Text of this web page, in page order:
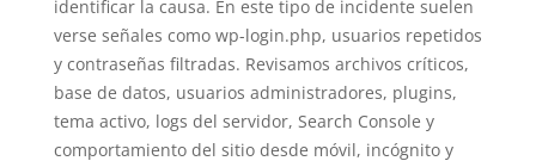
identificar la causa. En este tipo de incidente suelen
verse señales como wp-login.php, usuarios repetidos
y contraseñas filtradas. Revisamos archivos críticos,
base de datos, usuarios administradores, plugins,
tema activo, logs del servidor, Search Console y
comportamiento del sitio desde móvil, incógnito y